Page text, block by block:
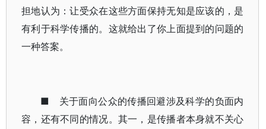
担地认为：让受众在这些方面保持无知是应该的，是
有利于科学传播的。这就给出了你上面提到的问题的
一种答案。
■ 关于面向公众的传播回避涉及科学的负面内
容，还有不同的情况。其一，是传播者本身就不关心